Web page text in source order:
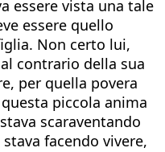
essere vista una tale
essere quello
Non certo lui,
contrario della sua
per quella povera
piccola anima
scaraventando
facendo vivere,